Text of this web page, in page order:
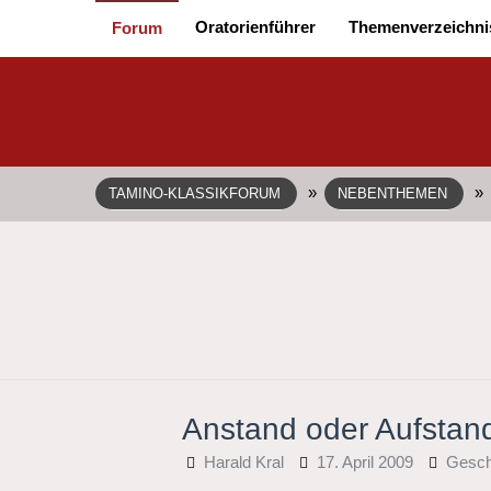
Forum Oratorienführer
TAMINO-KLASSIKFORUM » NEBENTHEMEN »
Anstand oder
Harald Kral 17. April 2009